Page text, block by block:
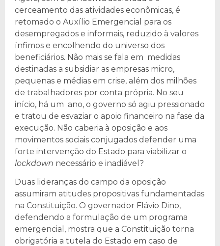
cerceamento das atividades econômicas, é
retomado o Auxílio Emergencial para os
desempregados e informais, reduzido à valores
ínfimos e encolhendo do universo dos
beneficiários. Não mais se fala em medidas
destinadas a subsidiar as empresas micro,
pequenas e médias em crise, além dos milhões
de trabalhadores por conta própria. No seu
início, há um ano, o governo só agiu pressionado
e tratou de esvaziar o apoio financeiro na fase da
execução. Não caberia à oposição e aos
movimentos sociais conjugados defender uma
forte intervenção do Estado para viabilizar o
lockdown necessário e inadiável?
Duas lideranças do campo da oposição
assumiram atitudes propositivas fundamentadas
na Constituição. O governador Flávio Dino,
defendendo a formulação de um programa
emergencial, mostra que a Constituição torna
obrigatória a tutela do Estado em caso de